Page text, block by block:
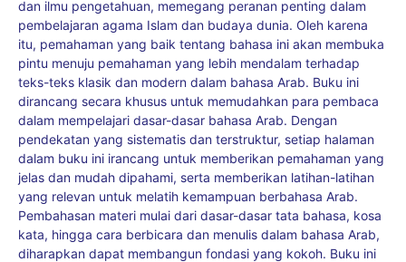
dan ilmu pengetahuan, memegang peranan penting dalam
pembelajaran agama Islam dan budaya dunia. Oleh karena
itu, pemahaman yang baik tentang bahasa ini akan membuka
pintu menuju pemahaman yang lebih mendalam terhadap
teks-teks klasik dan modern dalam bahasa Arab. Buku ini
dirancang secara khusus untuk memudahkan para pembaca
dalam mempelajari dasar-dasar bahasa Arab. Dengan
pendekatan yang sistematis dan terstruktur, setiap halaman
dalam buku ini irancang untuk memberikan pemahaman yang
jelas dan mudah dipahami, serta memberikan latihan-latihan
yang relevan untuk melatih kemampuan berbahasa Arab.
Pembahasan materi mulai dari dasar-dasar tata bahasa, kosa
kata, hingga cara berbicara dan menulis dalam bahasa Arab,
diharapkan dapat membangun fondasi yang kokoh. Buku ini